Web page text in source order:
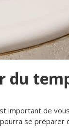
du
important de
se